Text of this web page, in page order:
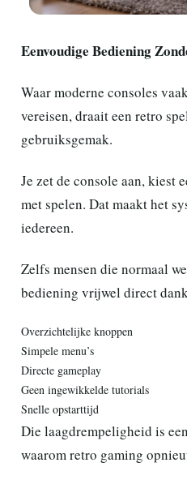
Eenvoudige Bediening
Waar moderne consoles
vereisen, draait een retro
gebruiksgemak.
Je zet de console aan, kiest
met spelen. Dat maakt het
iedereen.
Zelfs mensen die normaal
bediening vrijwel direct
Overzichtelijke knoppen
Simpele menu’s
Directe gameplay
Geen ingewikkelde tutorials
Snelle opstarttijd
Die laagdrempeligheid is
waarom retro gaming